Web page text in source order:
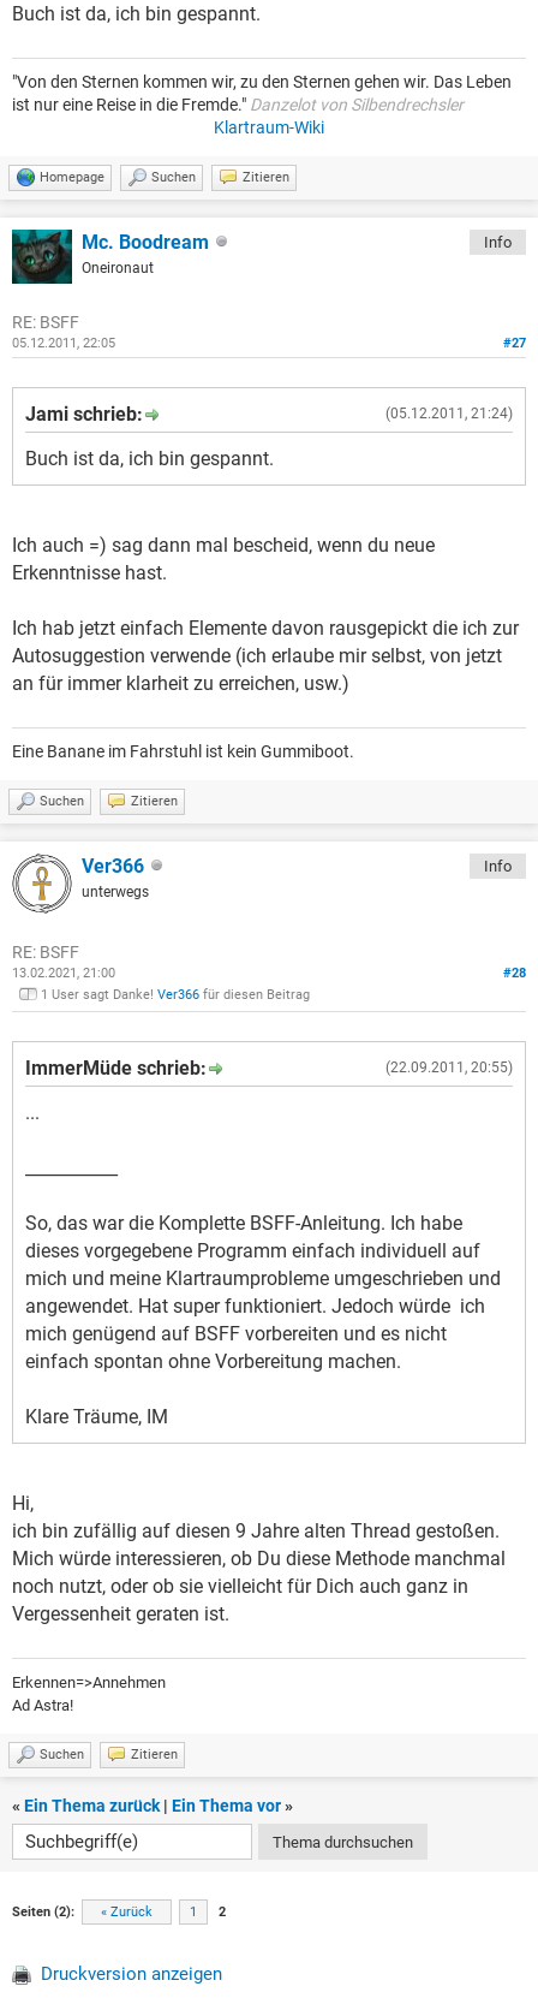
Buch ist da, ich bin gespannt.
"Von den Sternen kommen wir, zu den Sternen gehen wir. Das Leben
ist nur eine Reise in die Fremde." Danzelot von Silbendrechsler
Klartraum-Wiki
Homepage Suchen Zitieren
Mc. Boodream
Oneironaut
Info
RE: BSFF
#27
05.12.2011, 22:05
(05.12.2011, 21:24)
Jami schrieb:
Buch ist da, ich bin gespannt.
Ich auch =) sag dann mal bescheid, wenn du neue
Erkenntnisse hast.
Ich hab jetzt einfach Elemente davon rausgepickt die ich zur
Autosuggestion verwende (ich erlaube mir selbst, von jetzt
an für immer klarheit zu erreichen, usw.)
Eine Banane im Fahrstuhl ist kein Gummiboot.
Suchen Zitieren
Ver366
unterwegs
Info
RE: BSFF
#28
13.02.2021, 21:00
1 User sagt Danke! Ver366 für diesen Beitrag
(22.09.2011, 20:55)
ImmerMüde schrieb:
...
So, das war die Komplette BSFF-Anleitung. Ich habe
dieses vorgegebene Programm einfach individuell auf
mich und meine Klartraumprobleme umgeschrieben und
angewendet. Hat super funktioniert. Jedoch würde ich
mich genügend auf BSFF vorbereiten und es nicht
einfach spontan ohne Vorbereitung machen.
Klare Träume, IM
Hi,
ich bin zufällig auf diesen 9 Jahre alten Thread gestoßen.
Mich würde interessieren, ob Du diese Methode manchmal
noch nutzt, oder ob sie vielleicht für Dich auch ganz in
Vergessenheit geraten ist.
Erkennen=>Annehmen
Ad Astra!
Suchen Zitieren
« Ein Thema zurück | Ein Thema vor»
Seiten (2): « Zurück 1 2
Druckversion anzeigen